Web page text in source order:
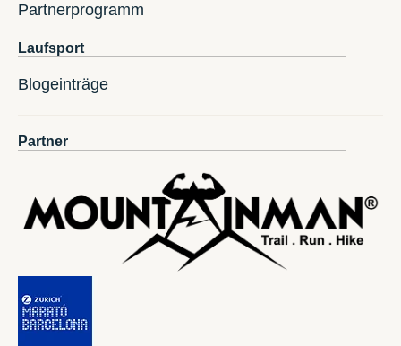
Partnerprogramm
Laufsport
Blogeinträge
Partner